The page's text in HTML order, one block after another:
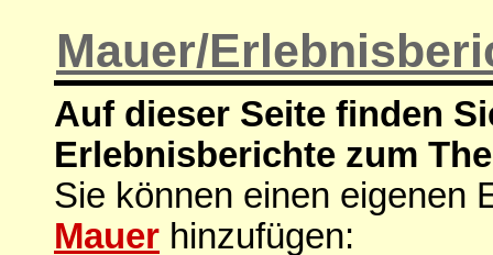
Mauer/
Auf dieser Seite finden
Erlebnisberichte zum
Sie können einen eigenen
Mauer hinzufügen: